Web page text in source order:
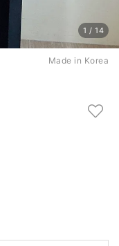
1 / 14
Made in Korea